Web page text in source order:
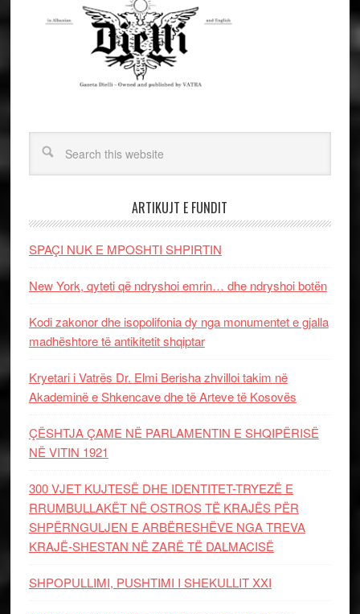
ARTIKUJT E FUNDIT
SPAÇI NUK E MPOSHTI SHPIRTIN
New York, qyteti që ndryshoi emrin… dhe ndryshoi botën
Kodi zakonor dhe isopolifonia dy nga monumentet e gjalla
madhështore të antikitetit shqiptar
Kryetari i Vatrës Dr. Elmi Berisha zhvilloi takim në
Akademinë e Shkencave dhe të Arteve të Kosovës
ÇËSHTJA ÇAME NË PARLAMENTIN E SHQIPËRISË
NË VITIN 1921
300 VJET KUJTESË DHE IDENTITET-TRYEZË E
RRUMBULLAKËT NË OSTROS TË KRAJËS PËR
SHPËRNGULJEN E ARBËRESHËVE NGA TREVA
KRAJË-SHESTAN NË ZARË TË DALMACISË
SHPOPULLIMI, PUSHTIMI I SHEKULLIT XXI